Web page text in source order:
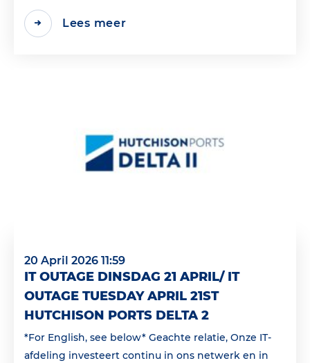
Lees meer
20 April 2026 11:59
IT OUTAGE DINSDAG 21 APRIL/ IT
OUTAGE TUESDAY APRIL 21ST
HUTCHISON PORTS DELTA 2
*For English, see below* Geachte relatie, Onze IT-
afdeling investeert continu in ons netwerk en in